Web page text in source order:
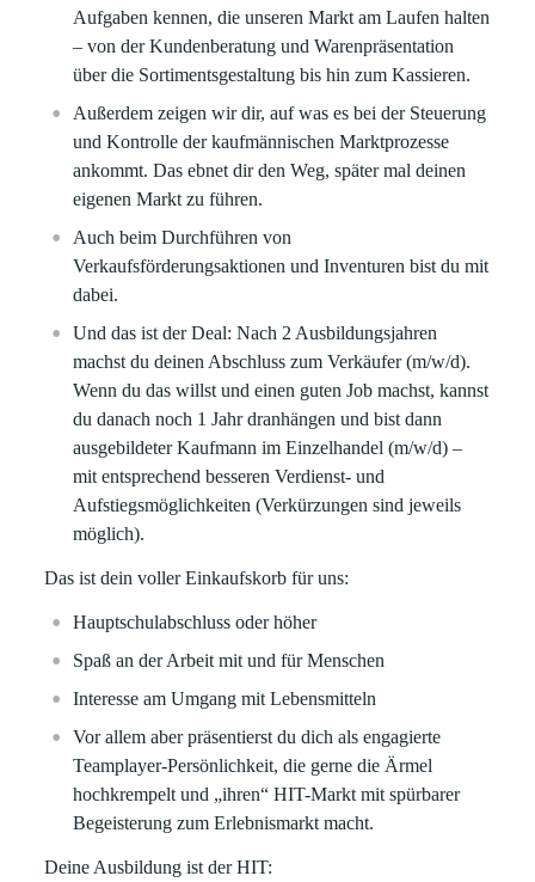
Aufgaben kennen, die unseren Markt am Laufen halten
– von der Kundenberatung und Warenpräsentation
über die Sortimentsgestaltung bis hin zum Kassieren.
Außerdem zeigen wir dir, auf was es bei der Steuerung
und Kontrolle der kaufmännischen Marktprozesse
ankommt. Das ebnet dir den Weg, später mal deinen
eigenen Markt zu führen.
Auch beim Durchführen von
Verkaufsförderungsaktionen und Inventuren bist du mit
dabei.
Und das ist der Deal: Nach 2 Ausbildungsjahren
machst du deinen Abschluss zum Verkäufer (m/w/d).
Wenn du das willst und einen guten Job machst, kannst
du danach noch 1 Jahr dranhängen und bist dann
ausgebildeter Kaufmann im Einzelhandel (m/w/d) –
mit entsprechend besseren Verdienst- und
Aufstiegsmöglichkeiten (Verkürzungen sind jeweils
möglich).
Das ist dein voller Einkaufskorb für uns:
Hauptschulabschluss oder höher
Spaß an der Arbeit mit und für Menschen
Interesse am Umgang mit Lebensmitteln
Vor allem aber präsentierst du dich als engagierte
Teamplayer-Persönlichkeit, die gerne die Ärmel
hochkrempelt und „ihren“ HIT-Markt mit spürbarer
Begeisterung zum Erlebnismarkt macht.
Deine Ausbildung ist der HIT: